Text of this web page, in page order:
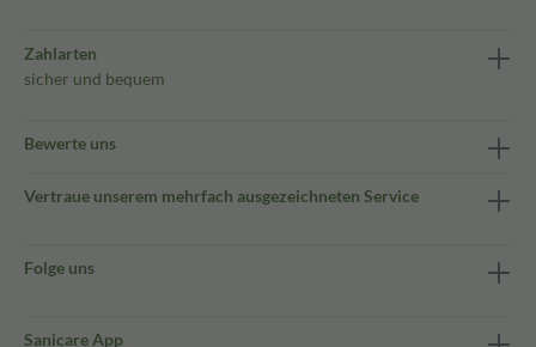
Zahlarten
sicher und bequem
Bewerte uns
Vertraue unserem mehrfach ausgezeichneten Service
Folge uns
Sanicare App